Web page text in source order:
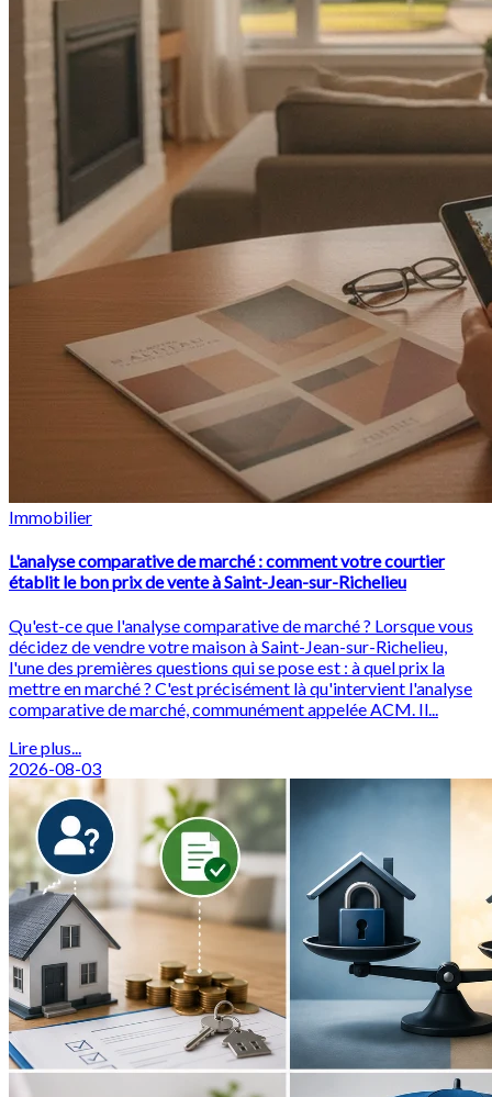
Immobilier
L'analyse comparative de marché : comment votre courtier
établit le bon prix de vente à Saint-Jean-sur-Richelieu
Qu'est-ce que l'analyse comparative de marché ? Lorsque vous
décidez de vendre votre maison à Saint-Jean-sur-Richelieu,
l'une des premières questions qui se pose est : à quel prix la
mettre en marché ? C'est précisément là qu'intervient l'analyse
comparative de marché, communément appelée ACM. Il...
Lire plus...
2026-08-03